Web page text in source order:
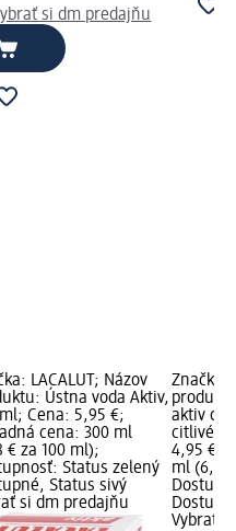
si dm predajňu
LACALUT; Názov
Ústna voda Aktiv,
Cena: 5,95 €;
cena: 300 ml
€ za 100 ml);
Status zelený
Status sivý
si dm predajňu
Značka:
aktiv
citlivé
4,95 €;
ml (6,60
Vybrať